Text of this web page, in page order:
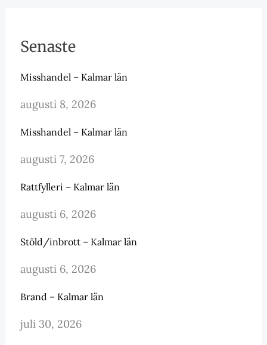
Senaste
Misshandel – Kalmar län
augusti 8, 2026
Misshandel – Kalmar län
augusti 7, 2026
Rattfylleri – Kalmar län
augusti 6, 2026
Stöld/inbrott – Kalmar län
augusti 6, 2026
Brand – Kalmar län
juli 30, 2026